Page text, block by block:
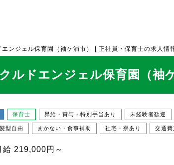
エンジェル保育園（袖ケ浦市） | 正社員・保育士の求人
ルドエンジェル保育園（袖
保育士 昇給・賞与・特別手当あり 未経験者歓迎
型自由 まかない・食事補助 社宅・寮あり 交通費
給 219,000円～